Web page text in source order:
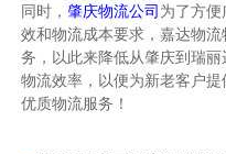
同时， 肇庆物流公司 为了方
效和物流成本要求，嘉达物流
务，以此来降低从肇庆到瑞
物流效率，以便为新老客户
优质物流服务！